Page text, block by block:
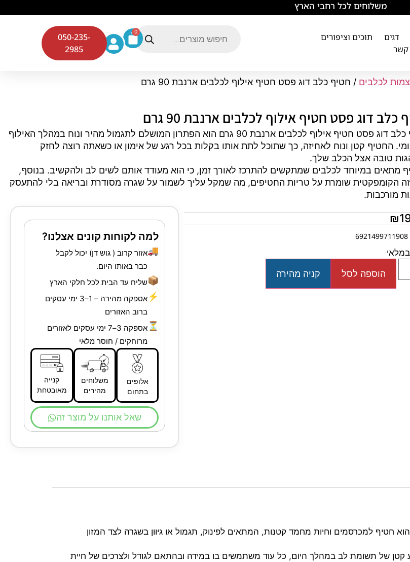
משלוחים לכל רחבי הארץ
דגים
תוכים וציפורים
קשר
0
050-235-
2985
לכלבים / חטיף כלב דוג פסט חטיף אילוף לכלבים ארנבת 90 גרם
כלב דוג פסט חטיף אילוף לכלבים ארנבת 90 גרם
חטיף כלב דוג פסט חטיף אילוף לכלבים ארנבת 90 גרם הוא הפתרון המושלם לתגמול מהיר ונוח במהלך האילוף
החטיף קטן ונוח לאחיזה, כך שתוכל לתת אותו בקלות בכל רגע של אימון או כשאתה רוצה לחזק
טובה אצל הכלב שלך.
מתאים במיוחד לכלבים שמתקשים להתרכז לאורך זמן, כי הוא מעודד אותם לשים לב ולהקשיב. בנוסף,
הקומפקטית שומרת על טריות החטיפים, מה שמקל עליך לשמור על שגרה מסודרת ובריאה בלי להתעסק
מורכבות.
₪
הוספה לסל קניה מהירה
למה לקוחות קונים אצלנו?
🚚אזור קרוב ( גוש דן) יכול לקבל
כבר באותו היום.
📦שליח עד הבית לכל חלקי הארץ
⚡
אספקה מהירה – 1–3 ימי עסקים
ברוב האזורים
⏳
אספקה 3–7 ימי עסקים לאזורים
מרוחקים / חוסר מלאי
אלופים
בתחום
משלוחים
מהירים
קנייה
מאובטחת
שאל אותנו על מוצר זה
הוא חטיף למכרסמים וחיות מחמד קטנות, המתאים לפינוק, תגמול או גיוון בשגרה לצד המזון
קטן של תשומת לב במהלך היום, כל עוד משתמשים בו במידה ובהתאם לגודל ולצרכים של חיית